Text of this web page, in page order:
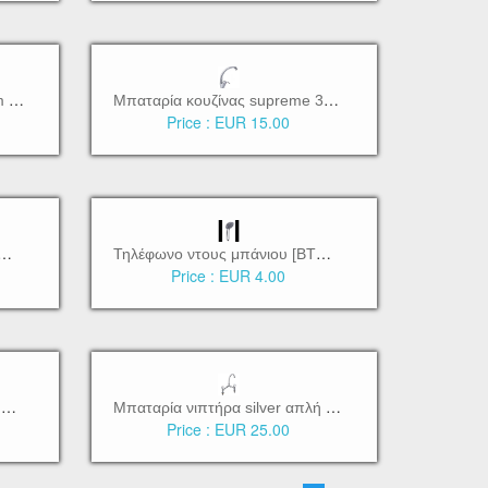
Μ
παταρία κουζίνας star 35mm αναμεικτική [BTW3120]
Μ
παταρία κουζίνας supreme 35mm αναμεικτική [BTW3110]
Price : EUR 15.00
μπάνιου [BTW3190]
Τ
ηλέφωνο ντους μπάνιου [BTW3180]
Price : EUR 4.00
Σ
τήλη ντουζ primo σταθερή & σετ ντουζ με διανομέα [BTW3230]
Μ
παταρία νιπτήρα silver απλή διπλής οπής [BTW3090]
Price : EUR 25.00